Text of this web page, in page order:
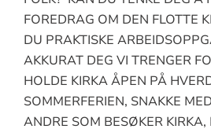
FOREDRAG OM DEN FLOTTE
DU PRAKTISKE
AKKURAT DEG VI TRENGER
HOLDE KIRKA ÅPEN PÅ
SOMMERFERIEN, SNAKKE
ANDRE SOM BESØKER KIRKA,